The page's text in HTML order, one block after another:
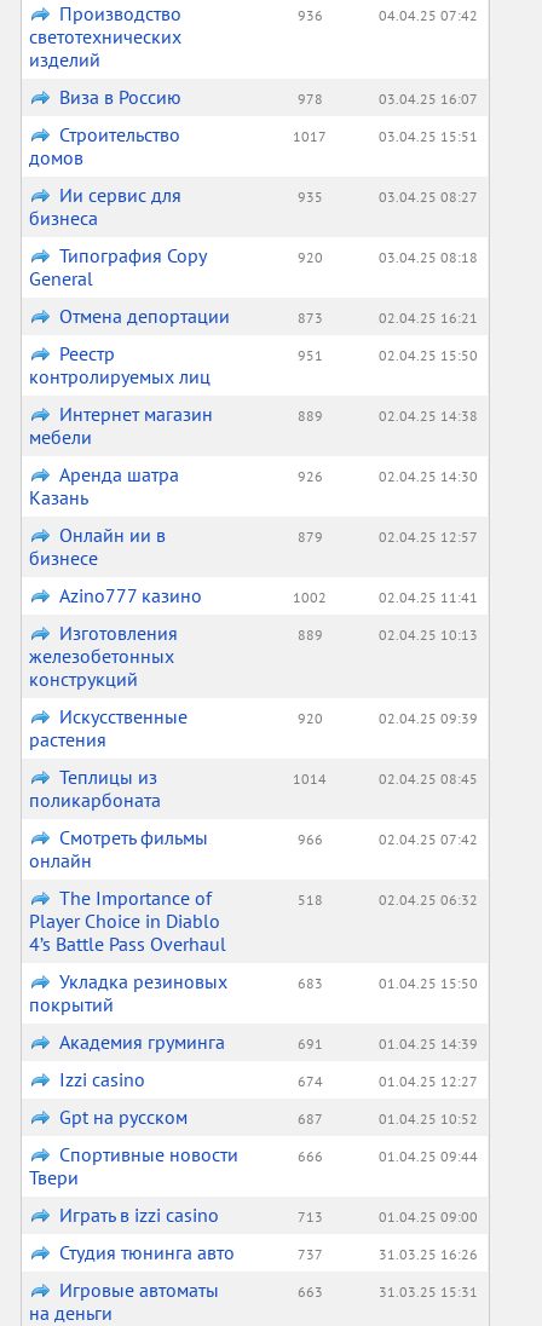
Производство
светотехнических
изделий
936 04.04.25 07:42
Виза в Россию 978 03.04.25 16:07
Строительство
домов
1017 03.04.25 15:51
Ии сервис для
бизнеса
935 03.04.25 08:27
Типография Copy
General
920 03.04.25 08:18
Отмена депортации 873 02.04.25 16:21
Реестр
контролируемых лиц
951 02.04.25 15:50
Интернет магазин
мебели
889 02.04.25 14:38
Аренда шатра
Казань
926 02.04.25 14:30
Онлайн ии в
бизнесе
879 02.04.25 12:57
Аzino777 казино 1002 02.04.25 11:41
Изготовления
железобетонных
конструкций
889 02.04.25 10:13
Искусственные
растения
920 02.04.25 09:39
Теплицы из
поликарбоната
1014 02.04.25 08:45
Смотреть фильмы
онлайн
966 02.04.25 07:42
The Importance of
Player Choice in Diablo
4’s Battle Pass Overhaul
518 02.04.25 06:32
Укладка резиновых
покрытий
683 01.04.25 15:50
Академия груминга 691 01.04.25 14:39
Izzi casino 674 01.04.25 12:27
Gpt на русском 687 01.04.25 10:52
Спортивные новости
Твери
666 01.04.25 09:44
Играть в izzi casino 713 01.04.25 09:00
Студия тюнинга авто 737 31.03.25 16:26
Игровые автоматы
на деньги
663 31.03.25 15:31